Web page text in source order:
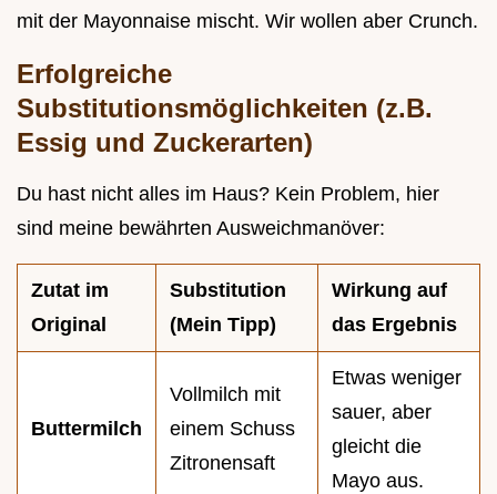
mit der Mayonnaise mischt. Wir wollen aber Crunch.
Erfolgreiche
Substitutionsmöglichkeiten (z.B.
Essig und Zuckerarten)
Du hast nicht alles im Haus? Kein Problem, hier
sind meine bewährten Ausweichmanöver:
Zutat im
Original
Substitution
(Mein Tipp)
Wirkung auf
das Ergebnis
Buttermilch
Vollmilch mit
einem Schuss
Zitronensaft
Etwas weniger
sauer, aber
gleicht die
Mayo aus.